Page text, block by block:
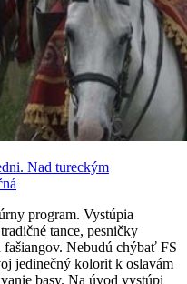
Nad tureckým
program. Vystúpia
tance, pesničky
Nebudú chýbať FS
jedinečný kolorit k oslavám
basy. Na úvod vystúpi